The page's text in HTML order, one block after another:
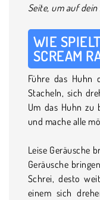
Seite, um auf
WIE
SCREAM
Führe das Huhn
Stacheln, sich
Um das Huhn zu
und mache alle
Leise Geräusche
Geräusche
Schrei, desto
einem sich